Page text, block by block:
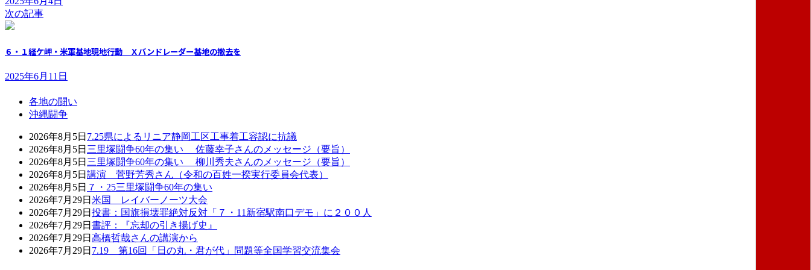
次の記事
６・１経ケ岬・米軍基地現地行動 Ｘバンドレーダー基地の撤去を
2025年6月11日
各地の闘い
沖縄闘争
2026年8月5日 7.25県によるリニア静岡工区工事着工容認に抗議
2026年8月5日 三里塚闘争60年の集い 佐藤幸子さんのメッセージ（要旨）
2026年8月5日 三里塚闘争60年の集い 柳川秀夫さんのメッセージ（要旨）
2026年8月5日 講演 菅野芳秀さん（令和の百姓一揆実行委員会代表）
2026年8月5日 ７・25三里塚闘争60年の集い
2026年7月29日 米国 レイバーノーツ大会
2026年7月29日 投書：国旗損壊罪絶対反対「７・11新宿駅南口デモ」に２００人
2026年7月29日 書評：『忘却の引き揚げ史』
2026年7月29日 高橋哲哉さんの講演から
2026年7月29日 7.19 第16回「日の丸・君が代」問題等全国学習交流集会